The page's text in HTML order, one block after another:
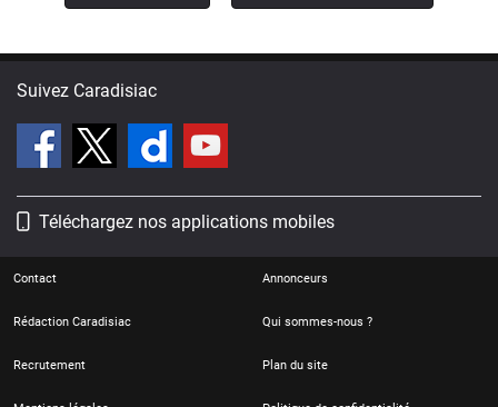
Suivez Caradisiac
Téléchargez nos applications mobiles
Contact Annonceurs
Rédaction Caradisiac Qui sommes-nous ?
Recrutement Plan du site